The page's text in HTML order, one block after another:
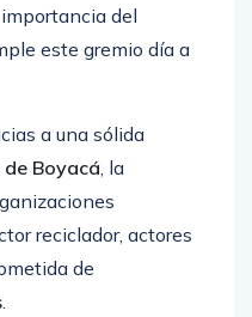
del
este gremio día a
a una sólida
Boyacá, la
reciclador, actores
de
.